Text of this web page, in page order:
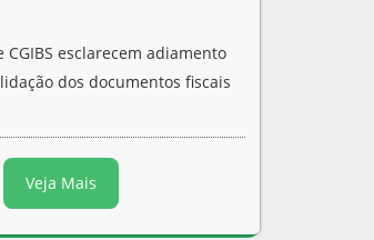
CGIBS esclarecem adiamento
dos documentos fiscais
Veja Mais